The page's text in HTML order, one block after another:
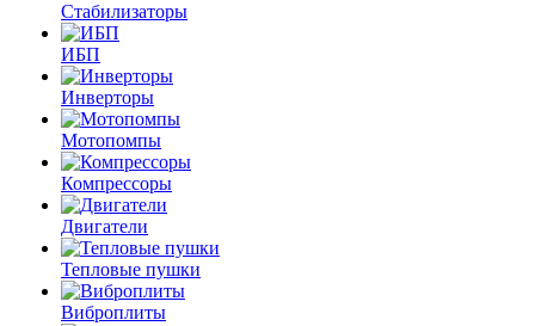
Стабилизаторы
ИБП
Инверторы
Мотопомпы
Компрессоры
Двигатели
Тепловые пушки
Виброплиты